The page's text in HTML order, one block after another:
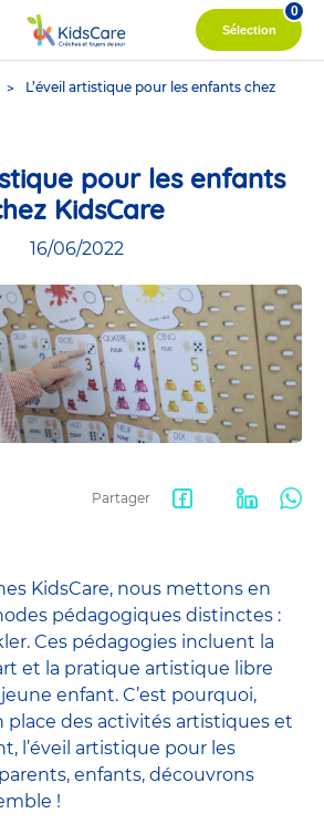
Sélection
0
L’éveil artistique pour les enfants chez
pour les enfants
KidsCare
16/06/2022
Partager
KidsCare, nous mettons en
pédagogiques distinctes :
Ces pédagogies incluent la
et la pratique artistique libre
enfant. C’est pourquoi,
des activités artistiques et
l’éveil artistique pour les
enfants, découvrons
!